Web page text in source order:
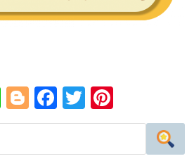
Li
n
Bl
o
Fa
ce
T
wi nt